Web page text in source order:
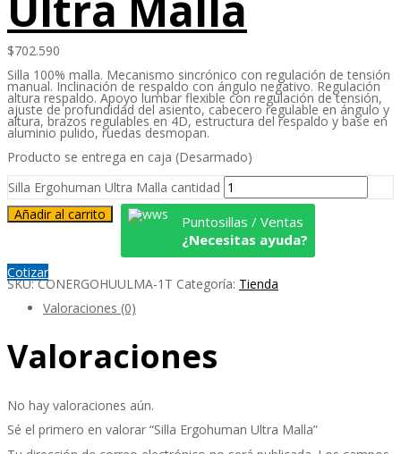
$702.590
Silla 100% malla. Mecanismo sincrónico con regulación de tensión
manual. Inclinación de respaldo con ángulo negativo. Regulación
altura respaldo. Apoyo lumbar flexible con regulación de tensión,
ajuste de profundidad del asiento, cabecero regulable en ángulo y
altura, brazos regulables en 4D, estructura del respaldo y base en
aluminio pulido, ruedas desmopan.
Producto se entrega en caja (Desarmado)
Silla Ergohuman Ultra Malla cantidad
Añadir al carrito
Puntosillas / Ventas
¿Necesitas ayuda?
Cotizar
SKU:CONERGOHUULMA-1T Categoría: Tienda
Valoraciones (0)
Valoraciones
No hay valoraciones aún.
Sé el primero en valorar “Silla Ergohuman Ultra Malla”